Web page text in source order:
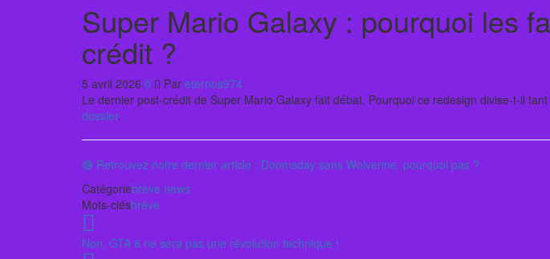
Super Mario Galaxy : pourquoi les
crédit ?
5 avril 2026 0 Par eternos974
Le dernier post-crédit de Super Mario Galaxy fait débat. Pourquoi ce redesign divise-t-il
dossier.
🔴 Retrouvez notre dernier article : Doomsday sans Wolverine, pourquoi pas ?
Catégoriebrève news
Mots-clésbrève
Non, GTA 6 ne sera pas une révolution technique !